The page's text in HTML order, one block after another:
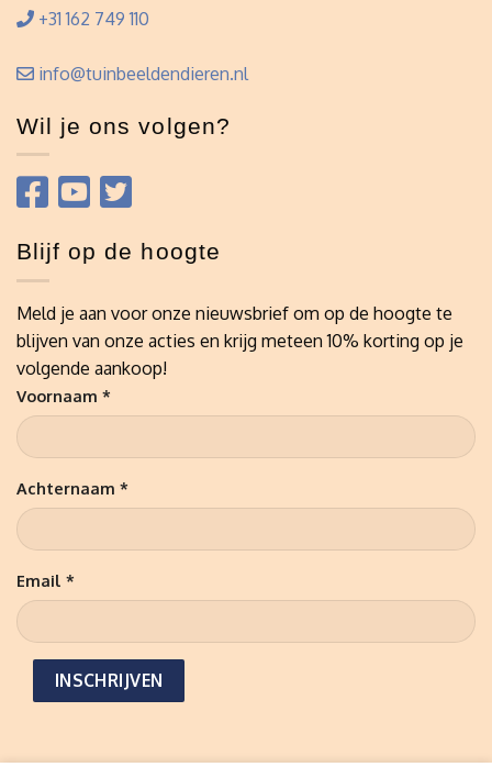
+31 162 749 110
info@tuinbeeldendieren.nl
Wil je ons volgen?
Blijf op de hoogte
Meld je aan voor onze nieuwsbrief om op de hoogte te
blijven van onze acties en krijg meteen 10% korting op je
volgende aankoop!
Voornaam *
Achternaam *
Email *